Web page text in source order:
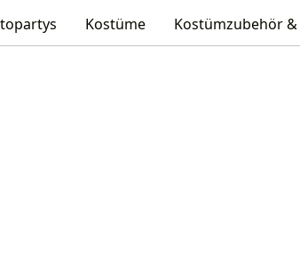
Kostüme Kostümzubehör &